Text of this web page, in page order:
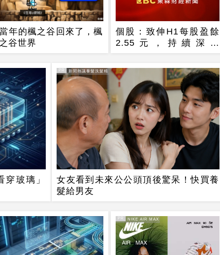
年的楓之谷回來了，楓
之谷世界
個股：致伸H1每股盈餘
2.55元，持續深化
AIoT、AI智慧監控、機
玻璃」
PR
女友看到未來公公頭頂後驚呆！快買養
髮給男友
PR・新聞熱議養髮洗髮精
PR
PR・NIKE AIR MAX